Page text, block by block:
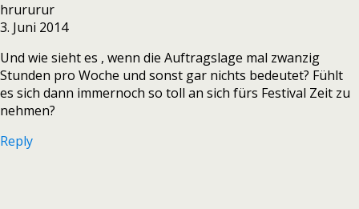
hrururur
3. Juni 2014
Und wie sieht es , wenn die Auftragslage mal zwanzig
Stunden pro Woche und sonst gar nichts bedeutet? Fühlt
es sich dann immernoch so toll an sich fürs Festival Zeit zu
nehmen?
Reply